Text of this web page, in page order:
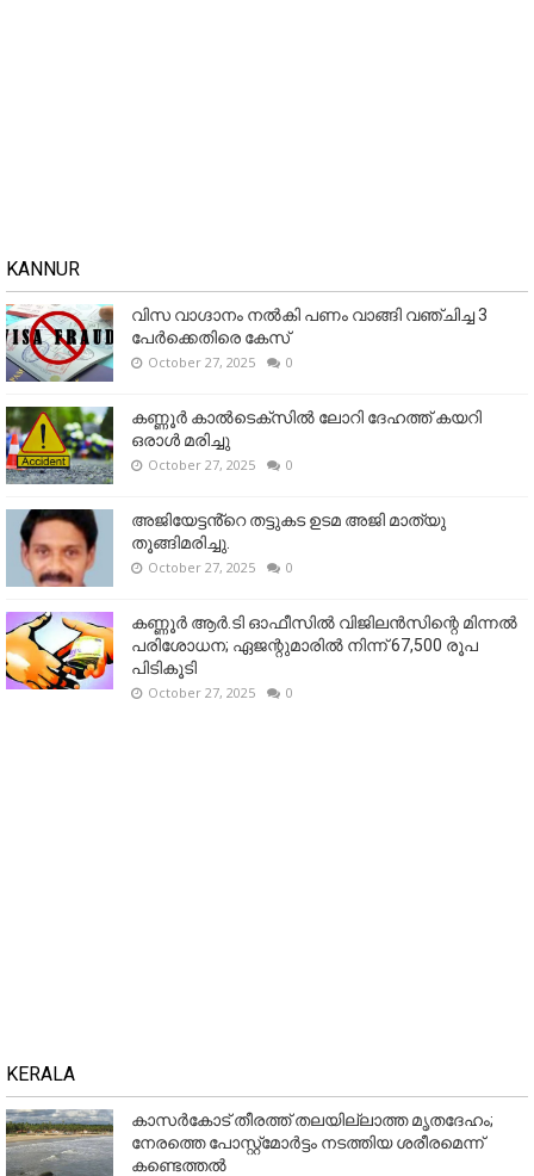
KANNUR
വിസ വാഗ്ദാനം നൽകി പണം വാങ്ങി വഞ്ചിച്ച 3
പേർക്കെതിരെ കേസ്
October 27, 2025 0
കണ്ണൂര്‍ കാല്‍ടെക്‌സില്‍ ലോറി ദേഹത്ത് കയറി
ഒരാള്‍ മരിച്ചു
October 27, 2025 0
അജിയേട്ടൻ്റെ തട്ടുകട ഉടമ അജി മാത്യു
തൂങ്ങിമരിച്ചു.
October 27, 2025 0
കണ്ണൂര്‍ ആര്‍.ടി ഓഫീസില്‍ വിജിലൻസിന്റെ മിന്നല്‍
പരിശോധന; ഏജന്റുമാരില്‍ നിന്ന് 67,500 രൂപ
പിടികൂടി
October 27, 2025 0
KERALA
കാസർകോട് തീരത്ത് തലയില്ലാത്ത മൃതദേഹം;
നേരത്തെ പോസ്റ്റ്‌മോർട്ടം നടത്തിയ ശരീരമെന്ന്
കണ്ടെത്തൽ